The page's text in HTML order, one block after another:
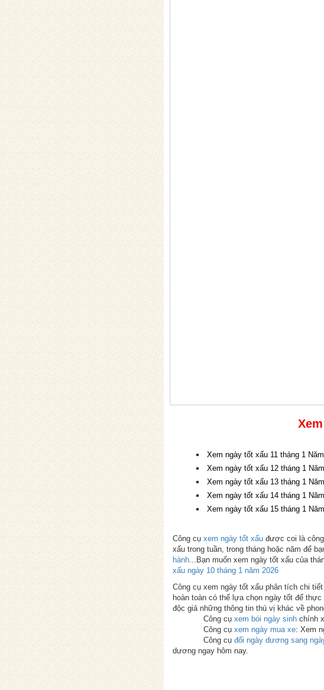
Xem ngày tốt xấu 11 tháng 1
Xem ngày tốt xấu 12 tháng 1
Xem ngày tốt xấu 13 tháng 1
Xem ngày tốt xấu 14 tháng 1
Xem ngày tốt xấu 15 tháng 1
Công cụ xem ngày tốt xấu được coi là
xấu trong tuần, trong tháng hoặc năm để
hành ...Bạn muốn xem ngày tốt xấu của
xấu ngày 10 tháng 1 năm 2026
Công cụ xem ngày tốt xấu phân tích chi
hoàn toàn có thể lựa chọn ngày tốt để
độc giả những thông tin thú vị khác về
Công cụ xem bói ngày sinh chính
Công cụ xem ngày mua xe: Xem
Công cụ đổi ngày dương sang
dương ngay hôm nay.